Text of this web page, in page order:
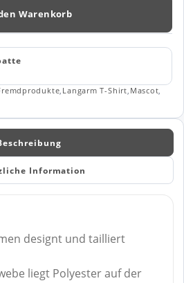
Warenkorb
, Langarm T-Shirt, Mascot,
Information
designt und tailliert
liegt Polyester auf der